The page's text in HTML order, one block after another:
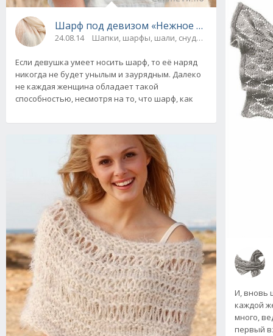
Шарф под девизом «Нежное объятие», от
24.08.14 Шапки, шарфы, шали, снуды и палантины
Если девушка умеет носить шарф, то её наряд
никогда не будет унылым и заурядным. Далеко
не каждая женщина обладает такой
способностью, несмотря на то, что шарф, как
И, вновь
каждой
много,
первый